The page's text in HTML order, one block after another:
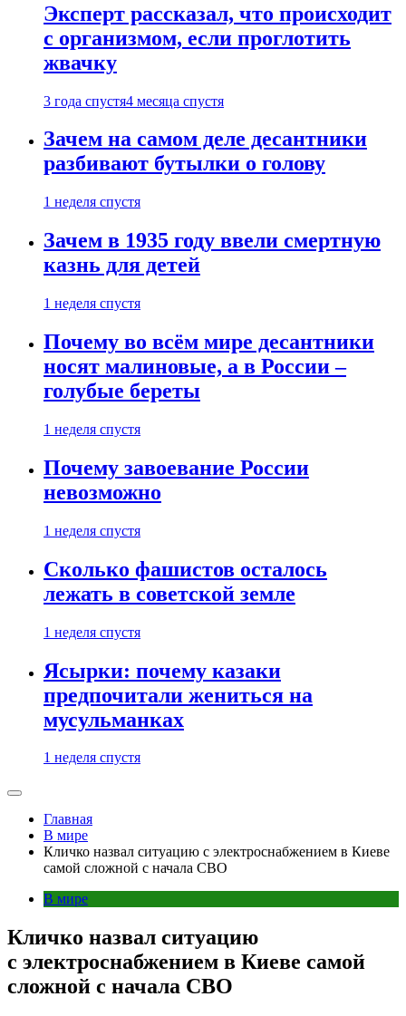
Эксперт рассказал, что происходит
с организмом, если проглотить
жвачку
3 года спустя4 месяца спустя
Зачем на самом деле десантники
разбивают бутылки о голову
1 неделя спустя
Зачем в 1935 году ввели смертную
казнь для детей
1 неделя спустя
Почему во всём мире десантники
носят малиновые, а в России –
голубые береты
1 неделя спустя
Почему завоевание России
невозможно
1 неделя спустя
Сколько фашистов осталось
лежать в советской земле
1 неделя спустя
Ясырки: почему казаки
предпочитали жениться на
мусульманках
1 неделя спустя
Главная
В мире
Кличко назвал ситуацию с электроснабжением в Киеве
самой сложной с начала СВО
В мире
Кличко назвал ситуацию
с электроснабжением в Киеве самой
сложной с начала СВО